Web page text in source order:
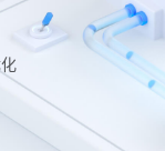
品云服务器
互通异地异网优化
立即选购
品云服务器
互通异地异网优化
立即选购